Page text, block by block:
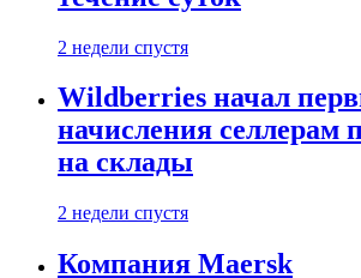
2 недели спустя
Wildberries начал
начисления селлерам
на склады
2 недели спустя
Компания Maersk